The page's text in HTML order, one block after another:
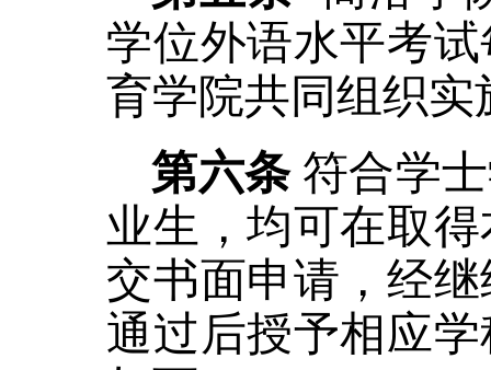
学位外语水平考试
育学院共同组织实
第六条 符合学
业生，均可在取
交书面申请，经继
通过后授予相应